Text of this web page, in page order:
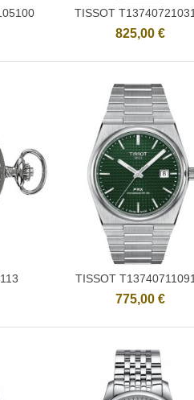
Ajouter
TISSOT
825,00 €
Ajouter
TISSOT
775,00 €